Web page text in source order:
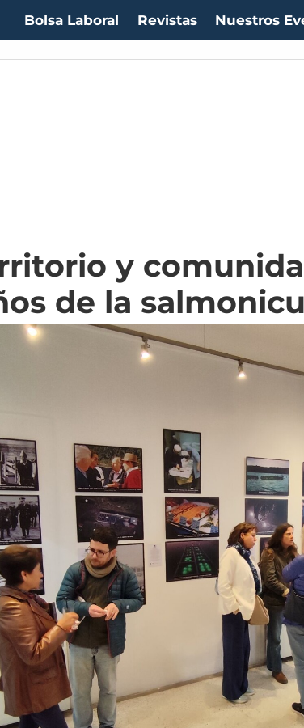
Bolsa Laboral Revistas Nuestros
y
de la